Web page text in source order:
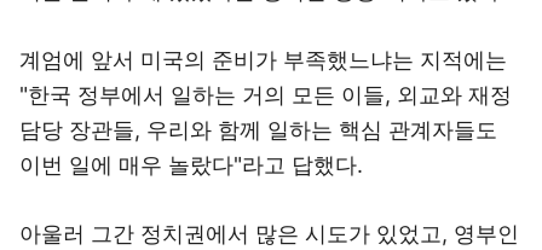
계엄에 앞서 미국의 준비가 부족했느냐는 지적에는
"한국 정부에서 일하는 거의 모든 이들, 외교와 재정
담당 장관들, 우리와 함께 일하는 핵심 관계자들도
이번 일에 매우 놀랐다"라고 답했다.
아울러 그간 정치권에서 많은 시도가 있었고, 영부인